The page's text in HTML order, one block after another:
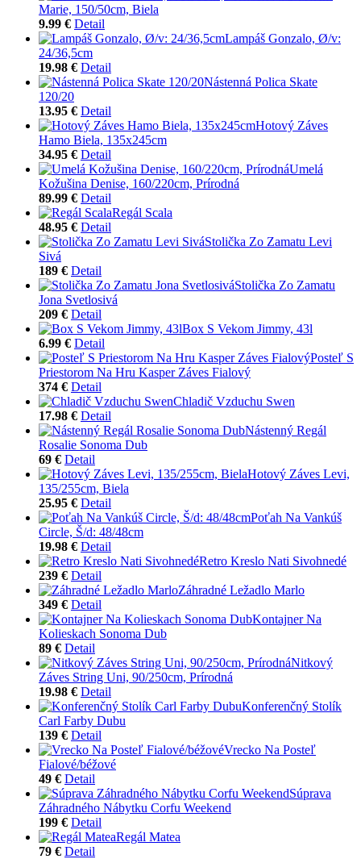
Marie, 150/50cm, Biela
9.99 € Detail
Lampáš Gonzalo, Ø/v:
24/36,5cm
19.98 € Detail
Nástenná Polica Skate
120/20
13.95 € Detail
Hotový Záves
Hamo Biela, 135x245cm
34.95 € Detail
Umelá
Kožušina Denise, 160/220cm, Prírodná
89.99 € Detail
Regál Scala
48.95 € Detail
Stolička Zo Zamatu Levi
Sivá
189 € Detail
Stolička Zo Zamatu
Jona Svetlosivá
209 € Detail
Box S Vekom Jimmy, 43l
6.99 € Detail
Posteľ S
Priestorom Na Hru Kasper Záves Fialový
374 € Detail
Chladič Vzduchu Swen
17.98 € Detail
Nástenný Regál
Rosalie Sonoma Dub
69 € Detail
Hotový Záves Levi,
135/255cm, Biela
25.95 € Detail
Poťah Na Vankúš
Circle, Š/d: 48/48cm
19.98 € Detail
Retro Kreslo Nati Sivohnedé
239 € Detail
Záhradné Ležadlo Marlo
349 € Detail
Kontajner Na
Kolieskach Sonoma Dub
89 € Detail
Nitkový
Záves String Uni, 90/250cm, Prírodná
19.98 € Detail
Konferenčný Stolík
Carl Farby Dubu
139 € Detail
Vrecko Na Posteľ
Fialové/béžové
49 € Detail
Súprava
Záhradného Nábytku Corfu Weekend
199 € Detail
Regál Matea
79 € Detail